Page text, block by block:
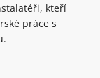
kteří
práce s